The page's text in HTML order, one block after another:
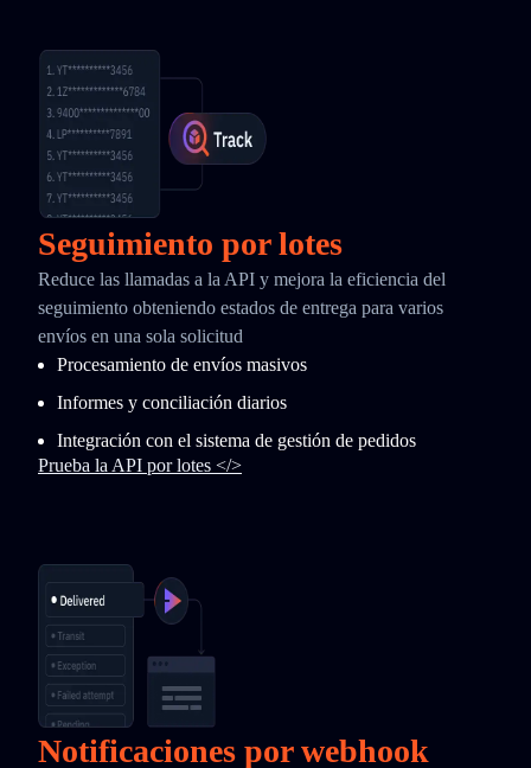
Seguimiento por lotes
Reduce las llamadas a la API y mejora la eficiencia del
seguimiento obteniendo estados de entrega para varios
envíos en una sola solicitud
Procesamiento de envíos masivos
Informes y conciliación diarios
Integración con el sistema de gestión de pedidos
Prueba la API por lotes </>
Notificaciones por webhook